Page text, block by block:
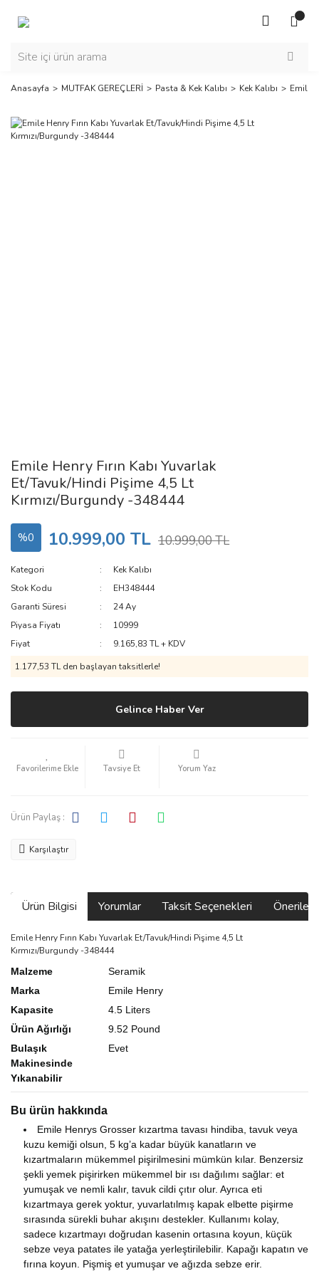
Anasayfa MUTFAK GEREÇLERİ Pasta & Kek Kalıbı Kek Kalıbı Emile
Emile Henry Fırın Kabı Yuvarlak
Et/Tavuk/Hindi Pişime 4,5 Lt
Kırmızı/Burgundy -348444
%0 10.999,00 TL 10.999,00 TL
Kategori
Kek Kalıbı
Stok Kodu
EH348444
Garanti Süresi
24 Ay
Piyasa Fiyatı
10999
Fiyat
9.165,83 TL + KDV
1.177,53 TL den başlayan taksitlerle!
Gelince Haber Ver
Tavsiye Et Yorum Yaz
Ürün Paylaş :
Karşılaştır
Ürün Bilgisi Yorumlar Taksit Seçenekleri
Emile Henry Fırın Kabı Yuvarlak Et/Tavuk/Hindi Pişime 4,5 Lt
Kırmızı/Burgundy -348444
Malzeme
Seramik
Marka
Emile Henry
Kapasite
4.5 Liters
Ürün Ağırlığı
9.52 Pound
Bulaşık
Makinesinde
Yıkanabilir
Evet
Bu ürün hakkında
Emile Henrys Grosser kızartma tavası hindiba, tavuk veya
kuzu kemiği olsun, 5 kg’a kadar büyük kanatların ve
kızartmaların mükemmel pişirilmesini mümkün kılar. Benzersiz
şekli yemek pişirirken mükemmel bir ısı dağılımı sağlar: et
yumuşak ve nemli kalır, tavuk cildi çıtır olur. Ayrıca eti
kızartmaya gerek yoktur, yuvarlatılmış kapak elbette pişirme
sırasında sürekli buhar akışını destekler. Kullanımı kolay,
sadece kızartmayı doğrudan kasenin ortasına koyun, küçük
sebze veya patates ile yatağa yerleştirilebilir. Kapağı kapatın ve
fırına koyun. Pişmiş et yumuşar ve ağızda sebze erir.